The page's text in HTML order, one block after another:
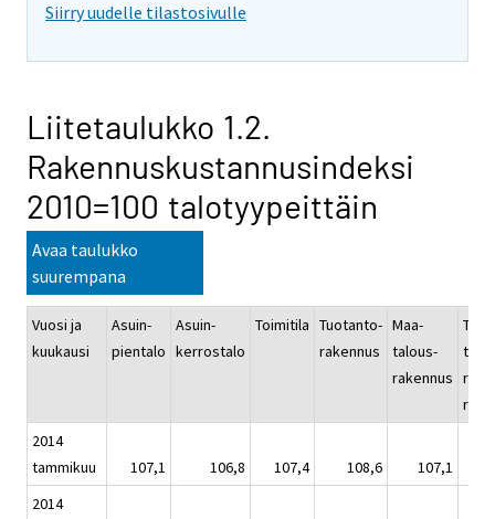
Siirry uudelle tilastosivulle
Liitetaulukko 1.2.
Rakennuskustannusindeksi
2010=100 talotyypeittäin
Avaa taulukko
suurempana
Vuosi ja
kuukausi
Asuin-
pientalo
Asuin-
kerrostalo
Toimitila Tuotanto-
rakennus
Maa-
talous-
rakennus
2014
tammikuu
107,1 106,8 107,4 108,6
107,1
2014